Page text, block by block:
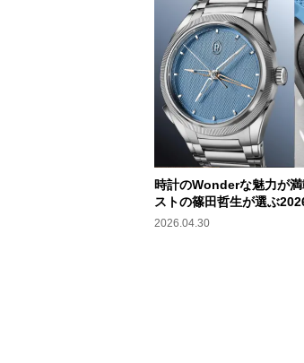
時計のWonderな魅力が
ストの篠田哲生が選ぶ
2026.04.30